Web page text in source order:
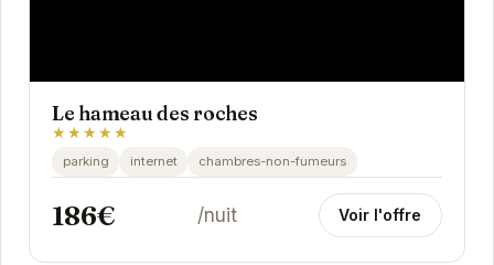
Le hameau des roches
★★★★★
parking internet chambres-non-fumeurs
186€ /nuit Voir l'offre